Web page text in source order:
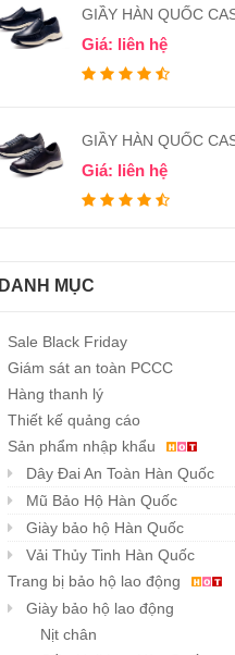
GIẦY HÀN QUỐC
Giá: liên hệ
GIẦY HÀN QUỐC
Giá: liên hệ
DANH MỤC
Sale Black Friday
Giám sát an toàn PCCC
Hàng thanh lý
Thiết kế quảng cáo
Sản phẩm nhập khẩu
Dây Đai An Toàn Hàn Quốc
Mũ Bảo Hộ Hàn Quốc
Giày bảo hộ Hàn Quốc
Vải Thủy Tinh Hàn Quốc
Trang bị bảo hộ lao động
Giày bảo hộ lao động
Nịt chân